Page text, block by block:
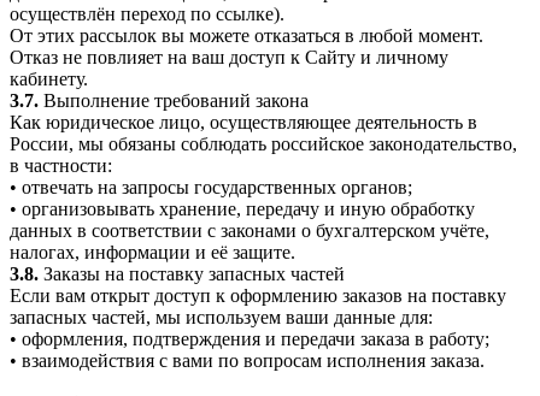
осуществлён переход по ссылке).
От этих рассылок вы можете отказаться в любой момент.
Отказ не повлияет на ваш доступ к Сайту и личному
кабинету.
3.7. Выполнение требований закона
Как юридическое лицо, осуществляющее деятельность в
России, мы обязаны соблюдать российское законодательство,
в частности:
• отвечать на запросы государственных органов;
• организовывать хранение, передачу и иную обработку
данных в соответствии с законами о бухгалтерском учёте,
налогах, информации и её защите.
3.8. Заказы на поставку запасных частей
Если вам открыт доступ к оформлению заказов на поставку
запасных частей, мы используем ваши данные для:
• оформления, подтверждения и передачи заказа в работу;
• взаимодействия с вами по вопросам исполнения заказа.